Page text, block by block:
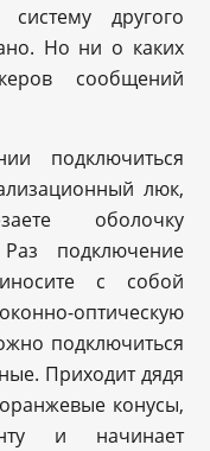
систему другого
Но ни о каких
сообщений
подключиться
люк,
оболочку
подключение
с собой
оптическую
подключиться
Приходит дядя
конусы,
и начинает